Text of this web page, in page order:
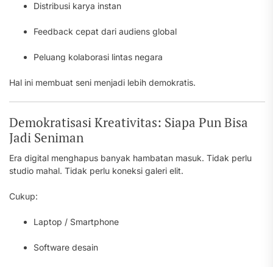
Distribusi karya instan
Feedback cepat dari audiens global
Peluang kolaborasi lintas negara
Hal ini membuat seni menjadi lebih demokratis.
Demokratisasi Kreativitas: Siapa Pun Bisa
Jadi Seniman
Era digital menghapus banyak hambatan masuk. Tidak perlu
studio mahal. Tidak perlu koneksi galeri elit.
Cukup:
Laptop / Smartphone
Software desain